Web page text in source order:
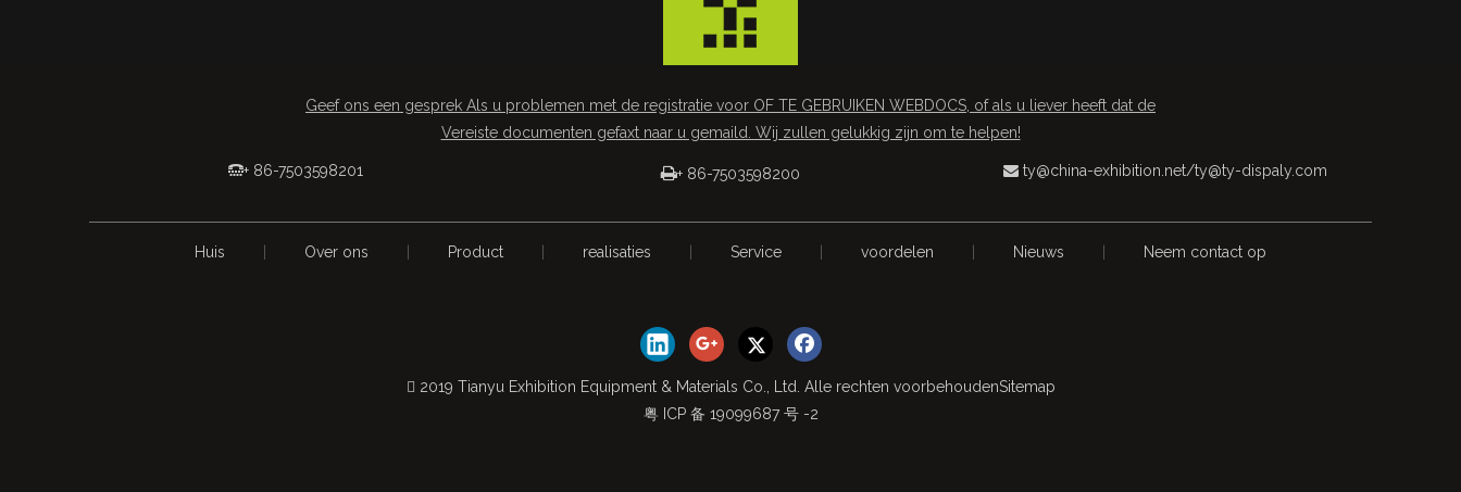
Geef ons een gesprek Als u problemen met de registratie voor OF TE GEBRUIKEN WEBDOCS, of als u liever heeft dat de
Vereiste documenten gefaxt naar u gemaild. Wij zullen gelukkig zijn om te helpen!
+ 86-7503598201 + 86-7503598200  ty@china-exhibition.net/ty@ty-dispaly.com
Huis Over ons Product realisaties Service voordelen Nieuws Neem contact op
 2019 Tianyu Exhibition Equipment & Materials Co., Ltd. Alle rechten voorbehoudenSitemap
粤 ICP 备 19099687 号 -2